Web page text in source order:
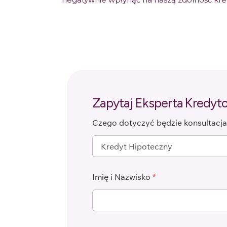
Zapytaj Eksperta
Czego dotyczyć będzie
Imię i Nazwisko *